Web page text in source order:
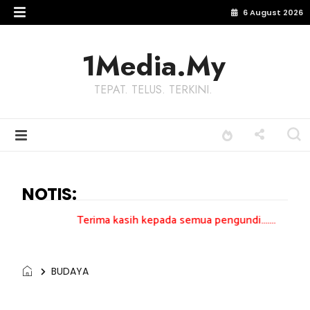
6 August 2026
1Media.My
TEPAT. TELUS. TERKINI.
NOTIS:
Terima kasih kepada semua pengundi.......
BUDAYA